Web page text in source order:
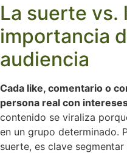
La suerte vs.
importancia
audiencia
Cada like, comentario o
persona real con
contenido se viraliza
en un grupo determinado.
suerte, es clave